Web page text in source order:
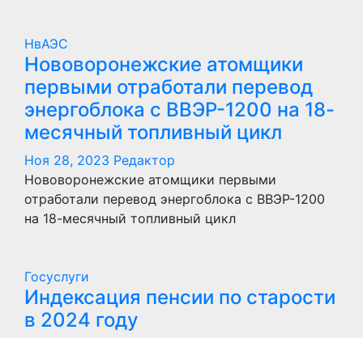
НвАЭС
Нововоронежские атомщики
первыми отработали перевод
энергоблока с ВВЭР-1200 на 18-
месячный топливный цикл
Ноя 28, 2023 Редактор
Нововоронежские атомщики первыми
отработали перевод энергоблока с ВВЭР-1200
на 18-месячный топливный цикл
Госуслуги
Индексация пенсии по старости
в 2024 году